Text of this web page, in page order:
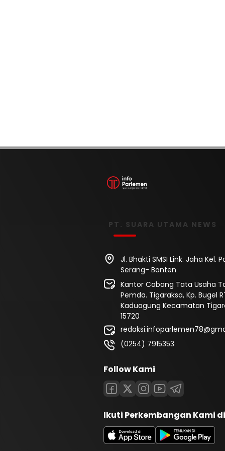
PT. SUARA UTAMA NEWS
Jl. Bhakti SMSI Link. Jaha Kel.
Serang- Banten
Kantor Cabang Tata Usaha
Pemda. Tigaraksa, Kp. Bugel
Kaduagung Kecamatan
15720
(0254) 7915353
Follow Kami
Ikuti Perkembangan Kami di